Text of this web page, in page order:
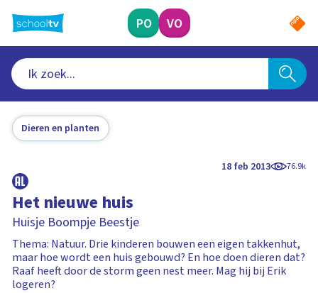
naar
hoofdinhoud
PO VO
Dieren en planten
18 feb 2013 76.9k
Het nieuwe huis
Huisje Boompje Beestje
Thema: Natuur. Drie kinderen bouwen een eigen takkenhut,
maar hoe wordt een huis gebouwd? En hoe doen dieren dat?
Raaf heeft door de storm geen nest meer. Mag hij bij Erik
logeren?